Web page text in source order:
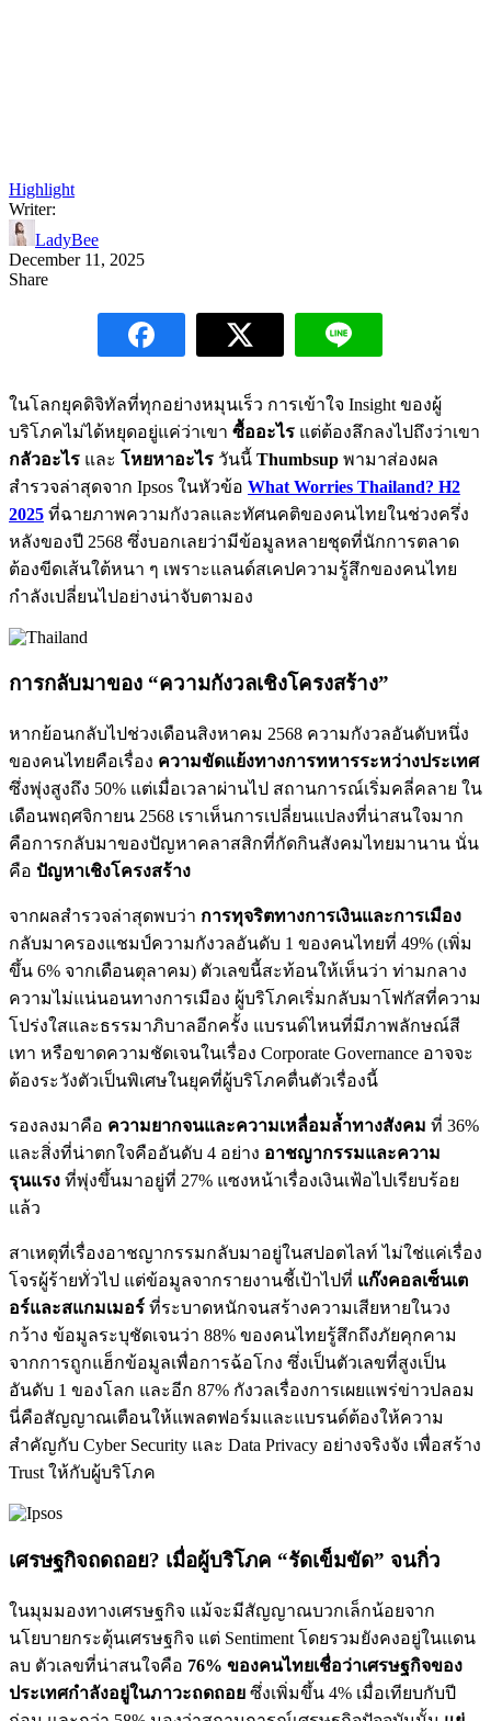
Highlight
Writer:
LadyBee
December 11, 2025
Share
ในโลกยุคดิจิทัลที่ทุกอย่างหมุนเร็ว การเข้าใจ Insight ของผู้
บริโภคไม่ได้หยุดอยู่แค่ว่าเขา ซื้ออะไร แต่ต้องลึกลงไปถึงว่าเขา
กลัวอะไร และ โหยหาอะไร วันนี้ Thumbsup พามาส่องผล
สำรวจล่าสุดจาก Ipsos ในหัวข้อ What Worries Thailand? H2
2025 ที่ฉายภาพความกังวลและทัศนคติของคนไทยในช่วงครึ่ง
หลังของปี 2568 ซึ่งบอกเลยว่ามีข้อมูลหลายชุดที่นักการตลาด
ต้องขีดเส้นใต้หนา ๆ เพราะแลนด์สเคปความรู้สึกของคนไทย
กำลังเปลี่ยนไปอย่างน่าจับตามอง
การกลับมาของ “ความกังวลเชิงโครงสร้าง”
หากย้อนกลับไปช่วงเดือนสิงหาคม 2568 ความกังวลอันดับหนึ่ง
ของคนไทยคือเรื่อง ความขัดแย้งทางการทหารระหว่างประเทศ
ซึ่งพุ่งสูงถึง 50% แต่เมื่อเวลาผ่านไป สถานการณ์เริ่มคลี่คลาย ใน
เดือนพฤศจิกายน 2568 เราเห็นการเปลี่ยนแปลงที่น่าสนใจมาก
คือการกลับมาของปัญหาคลาสสิกที่กัดกินสังคมไทยมานาน นั่น
คือ ปัญหาเชิงโครงสร้าง
จากผลสำรวจล่าสุดพบว่า การทุจริตทางการเงินและการเมือง
กลับมาครองแชมป์ความกังวลอันดับ 1 ของคนไทยที่ 49% (เพิ่ม
ขึ้น 6% จากเดือนตุลาคม) ตัวเลขนี้สะท้อนให้เห็นว่า ท่ามกลาง
ความไม่แน่นอนทางการเมือง ผู้บริโภคเริ่มกลับมาโฟกัสที่ความ
โปร่งใสและธรรมาภิบาลอีกครั้ง แบรนด์ไหนที่มีภาพลักษณ์สี
เทา หรือขาดความชัดเจนในเรื่อง Corporate Governance อาจจะ
ต้องระวังตัวเป็นพิเศษในยุคที่ผู้บริโภคตื่นตัวเรื่องนี้
รองลงมาคือ ความยากจนและความเหลื่อมล้ำทางสังคม ที่ 36%
และสิ่งที่น่าตกใจคืออันดับ 4 อย่าง อาชญากรรมและความ
รุนแรง ที่พุ่งขึ้นมาอยู่ที่ 27% แซงหน้าเรื่องเงินเฟ้อไปเรียบร้อย
แล้ว
สาเหตุที่เรื่องอาชญากรรมกลับมาอยู่ในสปอตไลท์ ไม่ใช่แค่เรื่อง
โจรผู้ร้ายทั่วไป แต่ข้อมูลจากรายงานชี้เป้าไปที่ แก๊งคอลเซ็นเต
อร์และสแกมเมอร์ ที่ระบาดหนักจนสร้างความเสียหายในวง
กว้าง ข้อมูลระบุชัดเจนว่า 88% ของคนไทยรู้สึกถึงภัยคุกคาม
จากการถูกแฮ็กข้อมูลเพื่อการฉ้อโกง ซึ่งเป็นตัวเลขที่สูงเป็น
อันดับ 1 ของโลก และอีก 87% กังวลเรื่องการเผยแพร่ข่าวปลอม
นี่คือสัญญาณเตือนให้แพลตฟอร์มและแบรนด์ต้องให้ความ
สำคัญกับ Cyber Security และ Data Privacy อย่างจริงจัง เพื่อสร้าง
Trust ให้กับผู้บริโภค
เศรษฐกิจถดถอย? เมื่อผู้บริโภค “รัดเข็มขัด” จนกิ่ว
ในมุมมองทางเศรษฐกิจ แม้จะมีสัญญาณบวกเล็กน้อยจาก
นโยบายกระตุ้นเศรษฐกิจ แต่ Sentiment โดยรวมยังคงอยู่ในแดน
ลบ ตัวเลขที่น่าสนใจคือ 76% ของคนไทยเชื่อว่าเศรษฐกิจของ
ประเทศกำลังอยู่ในภาวะถดถอย ซึ่งเพิ่มขึ้น 4% เมื่อเทียบกับปี